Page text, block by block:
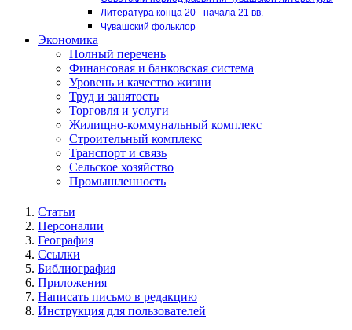
Литература конца 20 - начала 21 вв.
Чувашский фольклор
Экономика
Полный перечень
Финансовая и банковская система
Уровень и качество жизни
Труд и занятость
Торговля и услуги
Жилищно-коммунальный комплекс
Строительный комплекс
Транспорт и связь
Сельское хозяйство
Промышленность
Статьи
Персоналии
География
Ссылки
Библиография
Приложения
Написать письмо в редакцию
Инструкция для пользователей